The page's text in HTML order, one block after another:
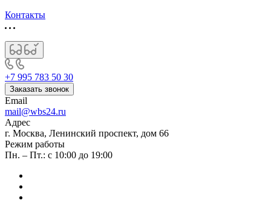
Контакты
+7 995 783 50 30
Заказать звонок
Email
mail@wbs24.ru
Адрес
г. Москва, Ленинский проспект, дом 66
Режим работы
Пн. – Пт.: с 10:00 до 19:00